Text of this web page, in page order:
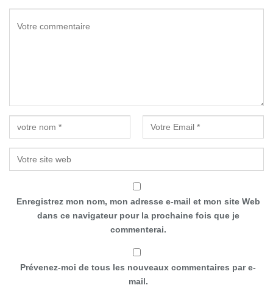
Enregistrez mon nom, mon adresse e-mail et mon site Web
dans ce navigateur pour la prochaine fois que je
commenterai.
Prévenez-moi de tous les nouveaux commentaires par e-
mail.